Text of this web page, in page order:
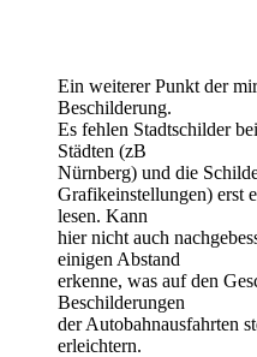
Ein weiterer Punkt der
Beschilderung.
Es fehlen Stadtschilder
Städten (zB
Nürnberg) und die
Grafikeinstellungen) erst
lesen. Kann
hier nicht auch
einigen Abstand
erkenne, was auf den
Beschilderungen
der Autobahnausfahrten
erleichtern.